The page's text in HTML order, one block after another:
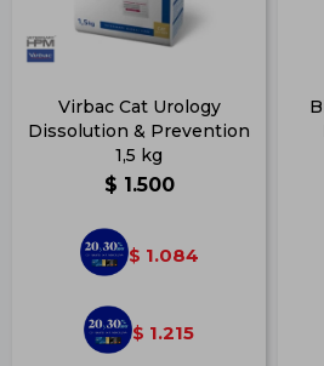
Virbac Cat Urology
Dissolution & Prevention
1,5 kg
$ 1.500
$ 1.084
$ 1.215